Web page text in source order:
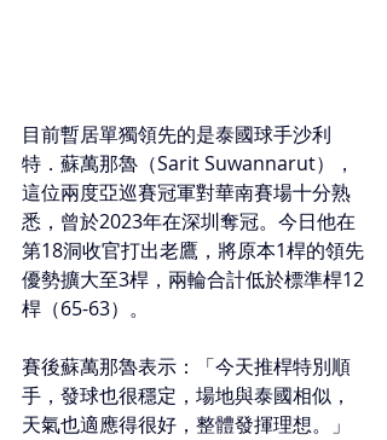
目前暫居單獨領先的是泰國球手沙利
特．蘇萬那魯（Sarit Suwannarut），
這位兩度亞巡賽冠軍對華南賽場十分熟
悉，曾於2023年在深圳奪冠。今日他在
第18洞收官打出老鷹，將原本1桿的領先
優勢擴大至3桿，兩輪合計低於標準桿12
桿（65-63）。
賽後蘇萬那魯表示：「今天推桿特別順
手，發球也很穩定，場地與泰國相似，
天氣也適應得很好，整體發揮理想。」